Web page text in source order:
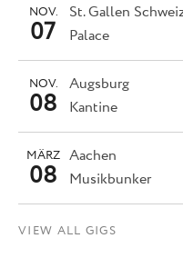
St. Gallen
NOV.
07 Palace
Augsburg
NOV.
08 Kantine
Aachen
MÄRZ
08 Musikbunker
VIEW ALL GIGS